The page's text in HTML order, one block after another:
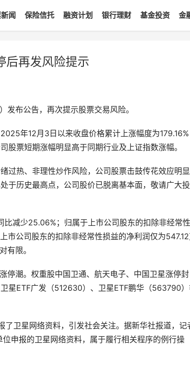
闻 保险信托 融资计划 银行理财 基金投资 金
后再发风险提示
发布公告，再次提示股票交易风险。
年12月3日以来收盘价格累计上涨幅度为
股票短期涨幅明显高于同期行业及上证指数涨幅。
过热、非理性炒作风险，公司股票击鼓传花效应明
于历史最高点，公司股价已脱离基本面，敬请广大
减少25.06%；归属于上市公司股东的扣除非经常性
市公司股东的扣除非经常性损益的净利润仅为
有限。
停潮。权重股中国卫通、航天电子、中国卫星涨停封
星ETF广发（512630）、卫星ETF鹏华（563790
卫星网络资料，引发社会关注。据新华社报道，记
申报的卫星网络资料，属于履行相关程序的例行操